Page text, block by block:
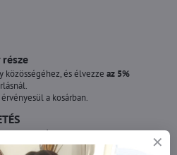
közösségéhez, és élvezze az 5%
a kosárban.
fizetés